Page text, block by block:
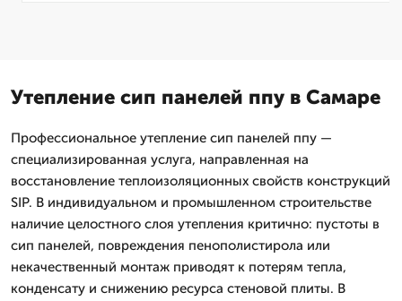
Утепление сип панелей ппу в Самаре
Профессиональное утепление сип панелей ппу —
специализированная услуга, направленная на
восстановление теплоизоляционных свойств конструкций
SIP. В индивидуальном и промышленном строительстве
наличие целостного слоя утепления критично: пустоты в
сип панелей, повреждения пенополистирола или
некачественный монтаж приводят к потерям тепла,
конденсату и снижению ресурса стеновой плиты. В